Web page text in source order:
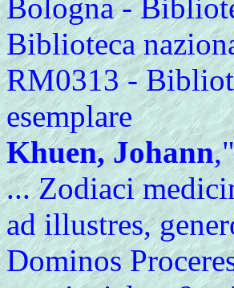
Bologna -
Biblioteca
RM0313 -
esemplare
Khuen, Johann
... Zodiaci
ad illustres,
Dominos